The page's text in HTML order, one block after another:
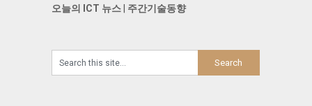
오늘의 ICT 뉴스| 주간기술동향